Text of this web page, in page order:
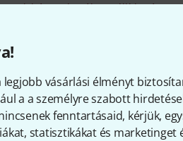
legjobb vásárlási élményt
a a személyre szabott
fenntartásaid, kérjük,
statisztikákat és marketinget
Csak hónapok múlva szállítható
Fay
Fay Pulse 5 Orange, 5
tes...